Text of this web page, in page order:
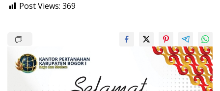
Post Views: 369